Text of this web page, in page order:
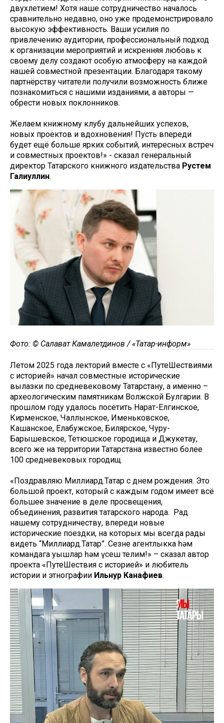
двухлетием! Хотя наше сотрудничество началось
сравнительно недавно, оно уже продемонстрировало
высокую эффективность. Ваши усилия по
привлечению аудитории, профессиональный подход
к организации мероприятий и искренняя любовь к
своему делу создают особую атмосферу на каждой
нашей совместной презентации. Благодаря такому
партнёрству читатели получили возможность ближе
познакомиться с нашими изданиями, а авторы —
обрести новых поклонников.
Желаем книжному клубу дальнейших успехов,
новых проектов и вдохновения! Пусть впереди
будет ещё больше ярких событий, интересных встреч
и совместных проектов!» - сказал генеральный
директор Татарского книжного издательства Рустем
Галиуллин.
Фото: © Салават Камалетдинов / «Татар-информ»
Летом 2025 года лекторий вместе с «ПутеШествиями
с историей» начал совместные исторические
вылазки по средневековому Татарстану, а именно –
археологическим памятникам Волжской Булгарии. В
прошлом году удалось посетить Нарат-Елгинское,
Кирменское, Чаллынское, Именьковское,
Кашанское, Елабужское, Билярское, Чуру-
Барышевское, Тетюшское городища и Джукетау,
всего же на территории Татарстана известно более
100 средневековых городищ.
«Поздравляю Миллиард.Татар с днем рождения. Это
большой проект, который с каждым годом имеет всё
большее значение в деле просвещения,
объединения, развития татарского народа. Рад
нашему сотрудничеству, впереди новые
исторические поездки, на которых мы всегда рады
видеть “Миллиард.Татар”. Сезнең агентлыкка һәм
командага уңышлар һәм үсеш телим!» – сказал автор
проекта «ПутеШествия с историей» и любитель
истории и этнографии Ильнур Канафиев.